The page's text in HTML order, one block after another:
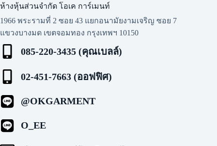
ห้างหุ้นส่วนจำกัด โอเค การ์เมนท์​
1966 พระรามที่ 2 ซอย 43 แยกอนามัยงามเจริญ ซอย 7
แขวงบางมด เขตจอมทอง กรุงเทพฯ 10150
085-220-3435 (คุณเบลล์)
02-451-7663 (ออฟฟิศ)
@OKGARMENT
O_EE